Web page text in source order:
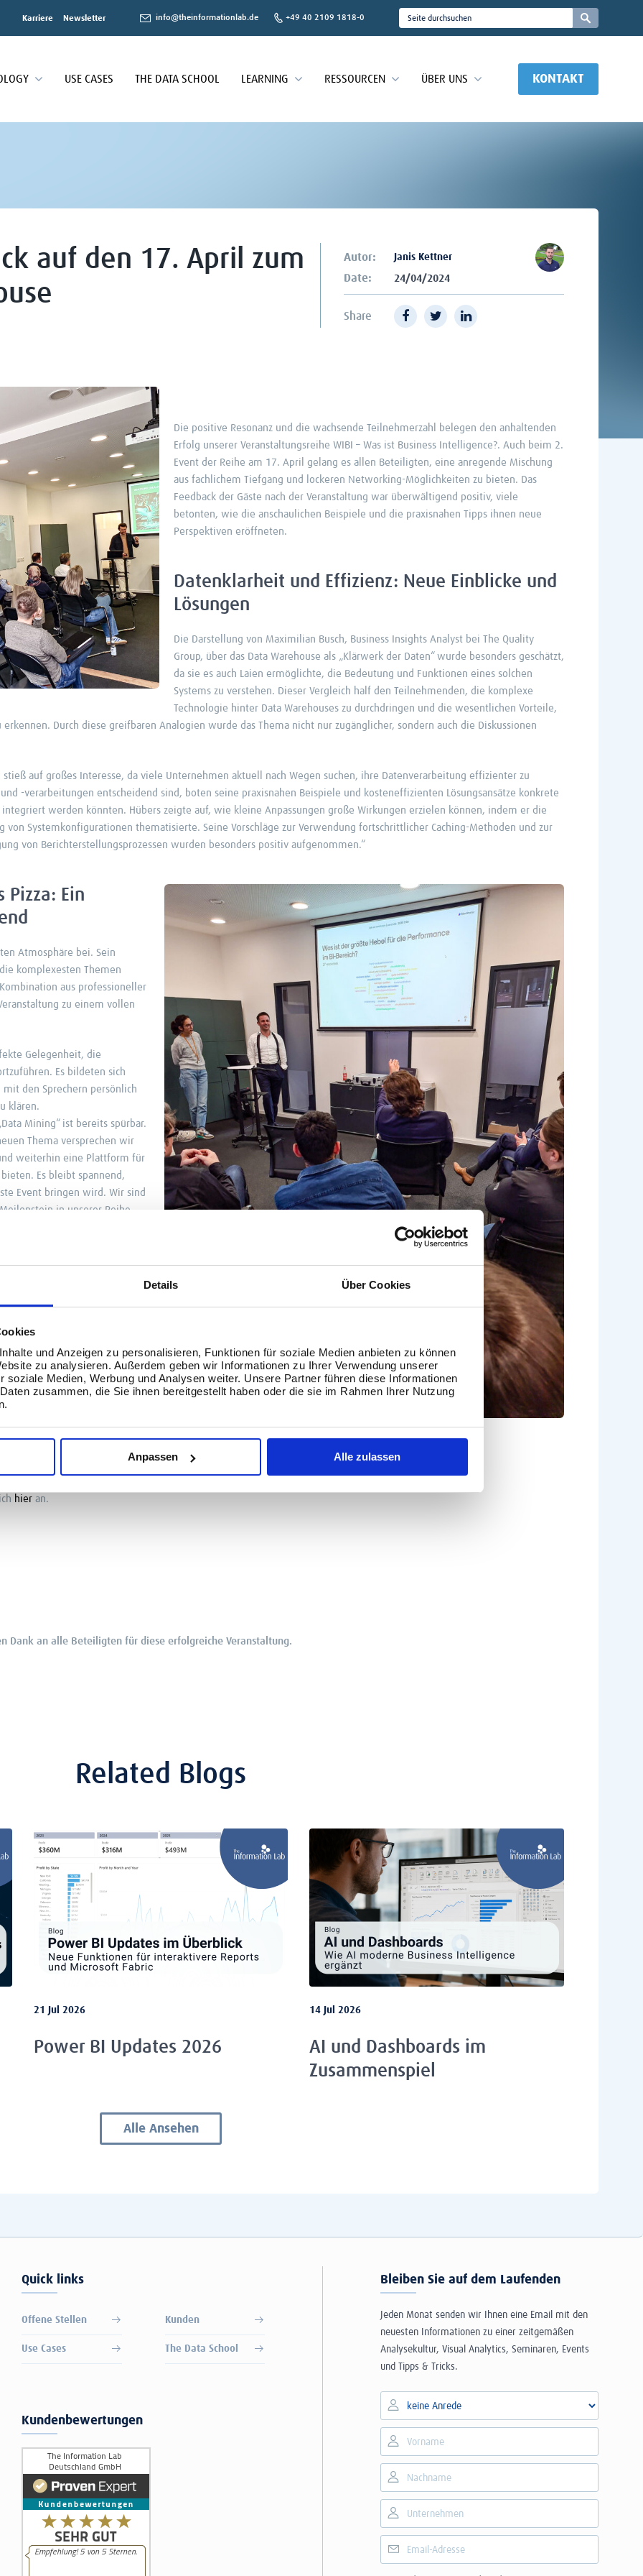
Details Über Cookies
und Anzeigen zu personalisieren, Funktionen für soziale Medien anbieten zu können
zu analysieren. Außerdem geben wir Informationen zu Ihrer Verwendung unserer
soziale Medien, Werbung und Analysen weiter. Unsere Partner führen diese Informationen
zusammen, die Sie ihnen bereitgestellt haben oder die sie im Rahmen Ihrer Nutzung
Anpassen Alle zulassen
Karriere Newsletter info@theinformationlab.de +49 40 2109 1818-0
USE CASES THE DATA SCHOOL LEARNING RESSOURCEN ÜBER UNS KONTAKT
auf den 17. April zum
Autor: Janis Kettner
Date: 24/04/2024
Share
Die positive Resonanz und die wachsende Teilnehmerzahl belegen den anhaltenden
Erfolg unserer Veranstaltungsreihe WIBI – Was ist Business Intelligence?. Auch beim 2.
Event der Reihe am 17. April gelang es allen Beteiligten, eine anregende Mischung
aus fachlichem Tiefgang und lockeren Networking-Möglichkeiten zu bieten. Das
Feedback der Gäste nach der Veranstaltung war überwältigend positiv, viele
betonten, wie die anschaulichen Beispiele und die praxisnahen Tipps ihnen neue
Perspektiven eröffneten.
Datenklarheit und Effizienz: Neue Einblicke und
Lösungen
Die Darstellung von Maximilian Busch, Business Insights Analyst bei The Quality
Group, über das Data Warehouse als „Klärwerk der Daten“ wurde besonders geschätzt,
da sie es auch Laien ermöglichte, die Bedeutung und Funktionen eines solchen
Systems zu verstehen. Dieser Vergleich half den Teilnehmenden, die komplexe
Technologie hinter Data Warehouses zu durchdringen und die wesentlichen Vorteile,
Durch diese greifbaren Analogien wurde das Thema nicht nur zugänglicher, sondern auch die Diskussionen
stieß auf großes Interesse, da viele Unternehmen aktuell nach Wegen suchen, ihre Datenverarbeitung effizienter zu
-verarbeitungen entscheidend sind, boten seine praxisnahen Beispiele und kosteneffizienten Lösungsansätze konkrete
werden könnten. Hübers zeigte auf, wie kleine Anpassungen große Wirkungen erzielen können, indem er die
von Systemkonfigurationen thematisierte. Seine Vorschläge zur Verwendung fortschrittlicher Caching-Methoden und zur
von Berichterstellungsprozessen wurden besonders positiv aufgenommen.“
Pizza: Ein
Atmosphäre bei. Sein
komplexesten Themen
aus professioneller
zu einem vollen
Gelegenheit, die
Es bildeten sich
den Sprechern persönlich
klären.
Mining“ ist bereits spürbar.
Thema versprechen wir
weiterhin eine Plattform für
Es bleibt spannend,
Event bringen wird. Wir sind
in unserer Reihe
einlud.
eine Veranstaltung
war und die
Wir sind jedem Einzelnen
hier an.
Dank an alle Beteiligten für diese erfolgreiche Veranstaltung.
Related Blogs
21 Jul 2026
Power BI Updates 2026
14 Jul 2026
AI und Dashboards im
Zusammenspiel
Alle Ansehen
Quick links
Offene Stellen Kunden
Use Cases The Data School
Kundenbewertungen
Bleiben Sie auf dem Laufenden
Jeden Monat senden wir Ihnen eine Email mit den
neuesten Informationen zu einer zeitgemäßen
Analysekultur, Visual Analytics, Seminaren, Events
und Tipps & Tricks.